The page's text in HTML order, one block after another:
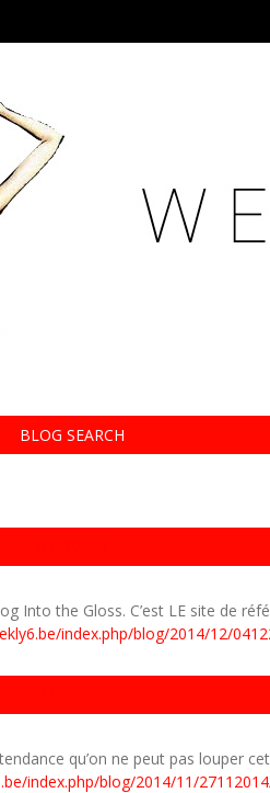
BLOG SEARCH
Into the Gloss. C’est LE site de
index.php/blog/2014/12/
qu’on ne peut pas louper
index.php/blog/2014/11/